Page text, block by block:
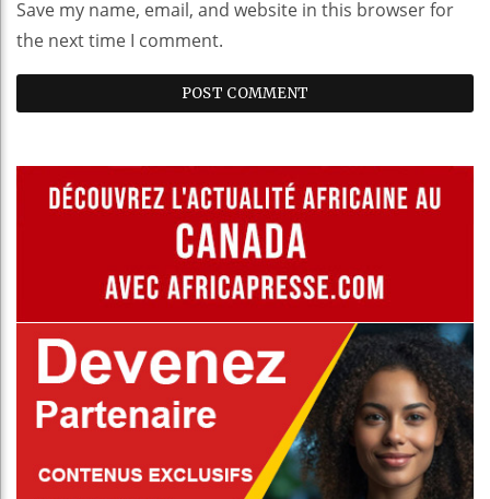
Save my name, email, and website in this browser for
the next time I comment.